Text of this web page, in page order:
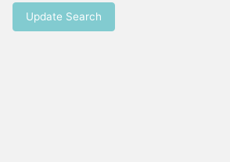
Update Search